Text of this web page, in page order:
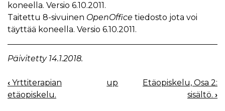
koneella. Versio 6.10.2011.
Taitettu 8-sivuinen OpenOffice tiedosto jota voi
täyttää koneella. Versio 6.10.2011.
Päivitetty 14.1.2018.
BOOK
NAVIGATION
‹ Yrttiterapian
etäopiskelu.
up
Etäopiskelu, Osa 2:
sisältö. ›